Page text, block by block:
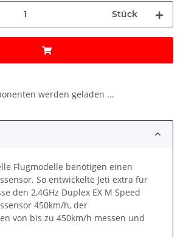
Stück
werden geladen ...
Flugmodelle benötigen einen
So entwickelte Jeti extra für
den 2,4GHz Duplex EX M Speed
450km/h, der
von bis zu 450km/h messen und